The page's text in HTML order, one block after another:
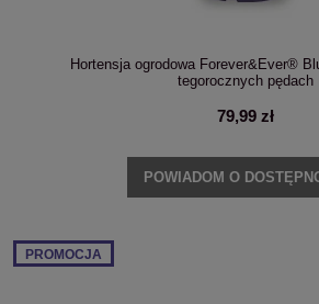
Hortensja ogrodowa Forever&Ever®
tegorocznych pędach
79,99 zł
POWIADOM O
PROMOCJA